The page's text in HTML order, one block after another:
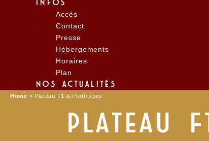
INFOS
Accès
Contact
Presse
Hébergements
Horaires
Plan
NOS ACTUALITÉS
Home » Plateau F1 & Prototypes
PLATEAU